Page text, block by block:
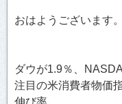
おはようございます。
ダウが1.9％、
注目の米消費者物価
伸び率。